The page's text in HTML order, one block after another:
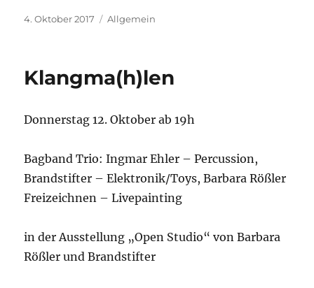
Veröffentlicht
4. Oktober 2017 Kategorien
Allgemein
Klangma(h)len
Donnerstag 12. Oktober ab 19h
Bagband Trio: Ingmar Ehler – Percussion,
Brandstifter – Elektronik/Toys, Barbara Rößler
Freizeichnen – Livepainting
in der Ausstellung „Open Studio“ von Barbara
Rößler und Brandstifter